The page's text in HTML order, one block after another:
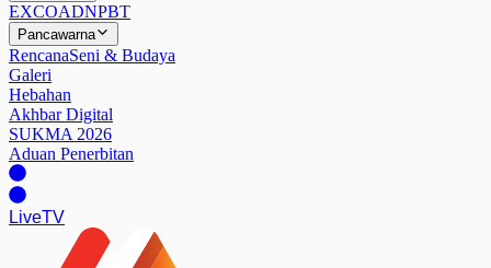
EXCOADNPBT
Pancawarna
RencanaSeni & Budaya
Galeri
Hebahan
Akhbar Digital
SUKMA 2026
Aduan Penerbitan
LiveTV